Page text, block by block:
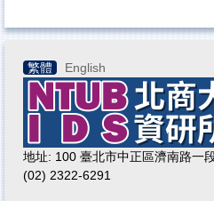
繁體 English
地址: 100 臺北市中正區濟南路一
(02) 2322-6291